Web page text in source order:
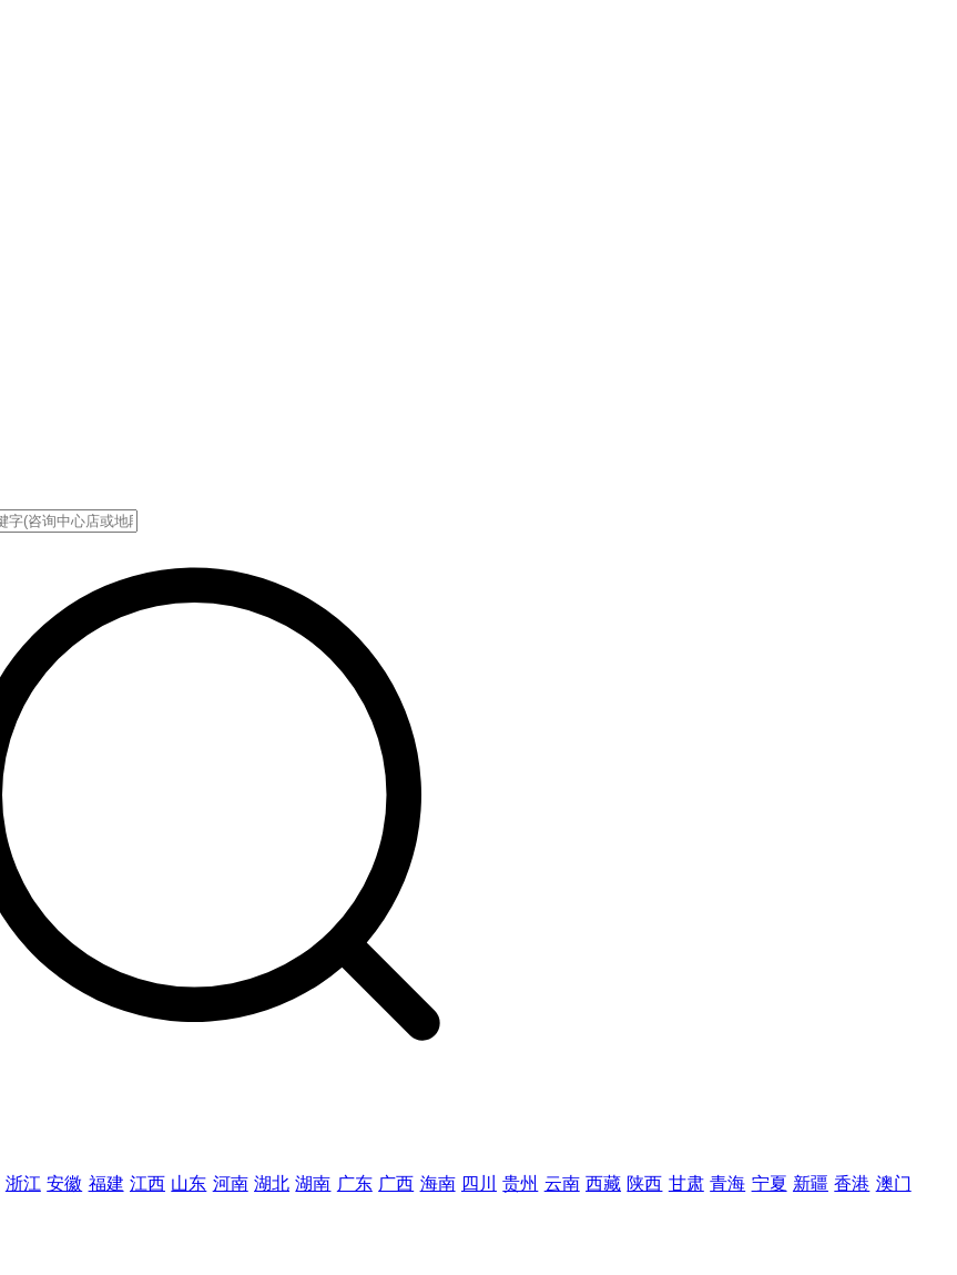
浙江 安徽 福建 江西 山东 河南 湖北 湖南 广东 广西 海南 四川 贵州 云南 西藏 陕西 甘肃 青海 宁夏 新疆 香港 澳门